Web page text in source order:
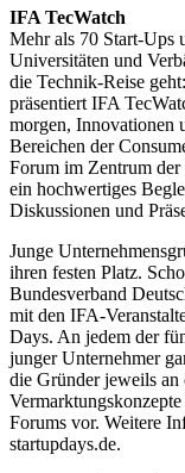
IFA TecWatch
Mehr als 70 Start-Ups
Universitäten und
die Technik-Reise
präsentiert IFA
morgen, Innovationen
Bereichen der
Forum im Zentrum der
ein hochwertiges
Diskussionen und
Junge
ihren festen Platz.
Bundesverband
mit den IFA-
Days. An jedem der
junger Unternehmer
die Gründer jeweils
Forums vor. Weitere
startupdays.de.